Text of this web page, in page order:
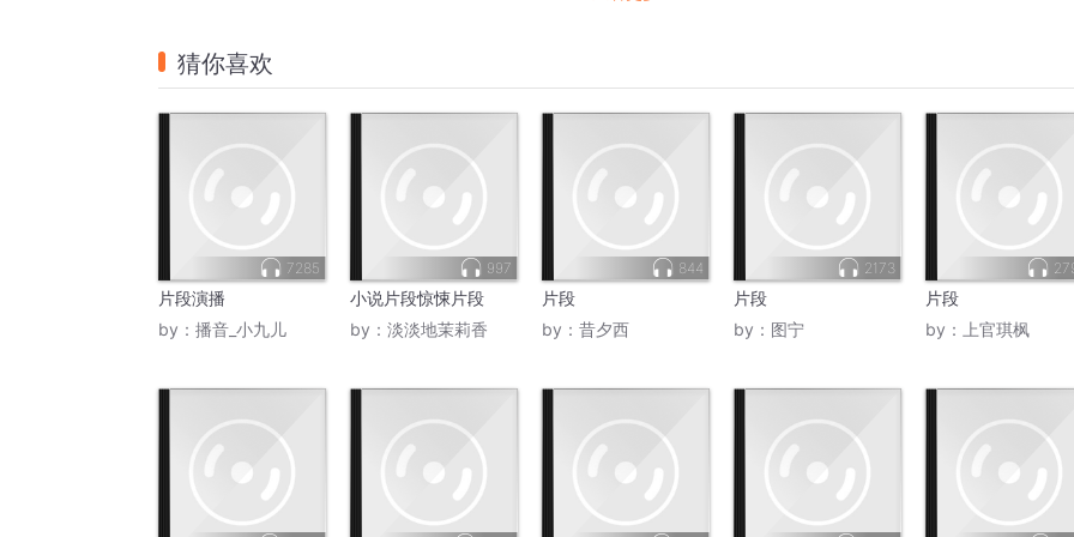
猜你喜欢
7285
片段演播
by： 播音_小九儿
997
小说片段惊悚片段
by： 淡淡地茉莉香
844
片段
by： 昔夕西
2173
片段
by： 图宁
片段
by：
上官琪枫